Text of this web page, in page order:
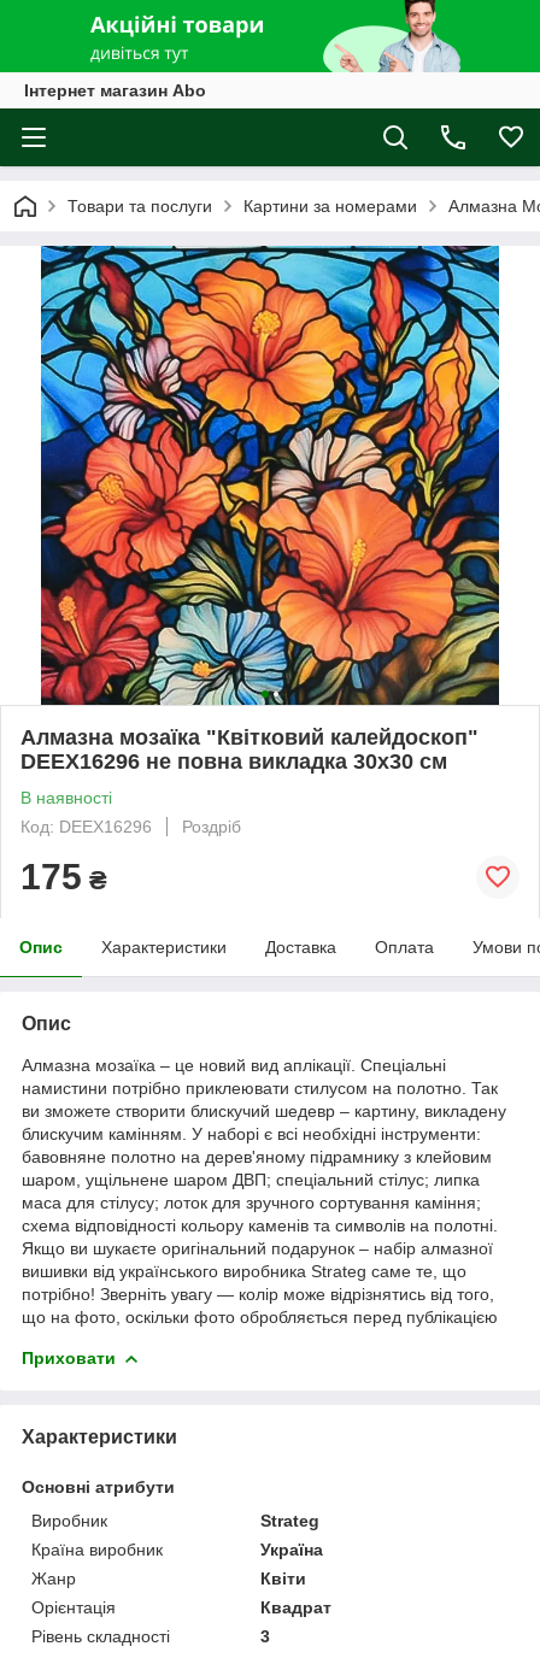
Інтернет магазин Abo
Товари та послуги Картини за номерами Алмазна
Алмазна мозаїка "Квітковий калейдоскоп"
DEEX16296 не повна викладка 30х30 см
В наявності
Код: DEEX16296
Роздріб
175 ₴
Опис Характеристики Доставка Оплата Умови
Опис
Алмазна мозаїка – це новий вид аплікації. Спеціальні
намистини потрібно приклеювати стилусом на полотно. Так
ви зможете створити блискучий шедевр – картину, викладену
блискучим камінням. У наборі є всі необхідні інструменти:
бавовняне полотно на дерев'яному підрамнику з клейовим
шаром, ущільнене шаром ДВП; спеціальний стілус; липка
маса для стілусу; лоток для зручного сортування каміння;
схема відповідності кольору каменів та символів на полотні.
Якщо ви шукаєте оригінальний подарунок – набір алмазної
вишивки від українського виробника Strateg саме те, що
потрібно! Зверніть увагу — колір може відрізнятись від того,
що на фото, оскільки фото обробляється перед публікацією
Приховати
Характеристики
Основні атрибути
Виробник
Strateg
Країна виробник
Україна
Жанр
Квіти
Орієнтація
Квадрат
Рівень складності
3